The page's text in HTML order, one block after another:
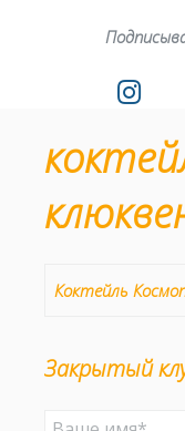
Коктейль
Закрытый